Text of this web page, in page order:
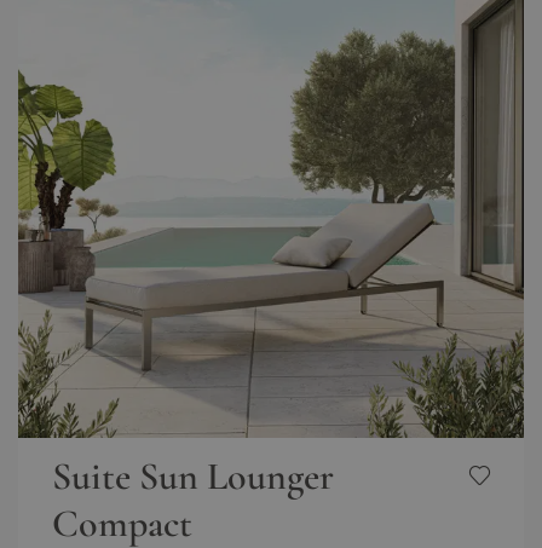
Suite Sun Lounger
Compact